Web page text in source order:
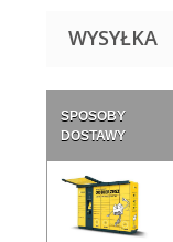
WYSYŁKA
SPOSOBY
DOSTAWY